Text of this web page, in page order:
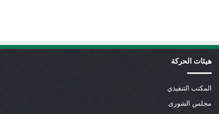
هيئات الحركة
المكتب التنفيذي
مجلس الشورى